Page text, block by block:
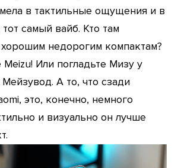
в тактильные ощущения и в
самый вайб. Кто там
хорошим недорогим компактам?
Или погладьте Мизу у
А то, что сзади
это, конечно, немного
и визуально он лучше